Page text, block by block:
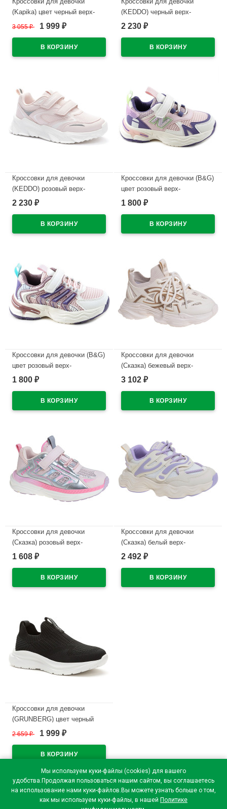
Мы используем куки-файлы (cookies) для вашего
удобства.Продолжая пользоваться нашим сайтом, вы соглашаетесь
на использование нами куки-файлов.Вы можете узнать больше о том,
как мы используем куки-файлы, в нашей Политике
(Kapika) цвет черный верх-
текстиль подкладка-текстиль/
ряд 33-37 артикул 731152-1
3 055₽ 1 999 ₽
(KEDDO) черный верх-
искусственная кожа, сетка
размерный ряд 32-36
арт.257070/04-07
2 230 ₽
Кроссовки для девочки
(KEDDO) розовый верх-
искусственная кожа, сетка
размерный ряд 32-36
арт.257070/04-04
2 230 ₽
Кроссовки для девочки (B&G)
цвет розовый верх-
искусственная кожа
dz-2080-3H
1 800 ₽
Кроссовки для девочки (B&G)
цвет розовый верх-
искусственная кожа
dz-2080-1H
1 800 ₽
Кроссовки для девочки
(Сказка) бежевый верх-
искуственная кожа
R000094229K
3 102 ₽
Кроссовки для девочки
(Сказка) розовый верх-
искуственная кожа
R000194362P
1 608 ₽
Кроссовки для девочки
(Сказка) белый верх-
искуственная кожа
R263894002W
2 492 ₽
Кроссовки для девочки
(GRUNBERG) цвет черный
верх-текстиль подкладка-
В наличии
2 659₽ 1 999 ₽